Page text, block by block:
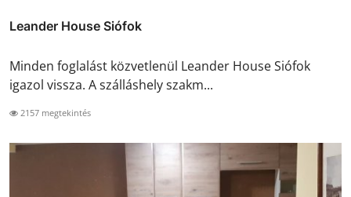
Leander House Siófok
Minden foglalást közvetlenül Leander House Siófok
igazol vissza. A szálláshely szakm...
2157 megtekintés